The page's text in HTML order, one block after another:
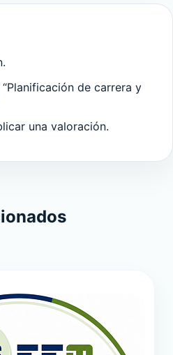
de carrera y
una valoración.